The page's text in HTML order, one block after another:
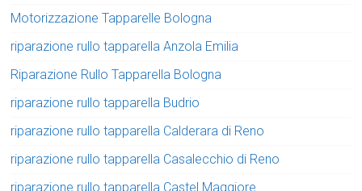
Motorizzazione Tapparelle Bologna
riparazione rullo tapparella Anzola Emilia
Riparazione Rullo Tapparella Bologna
riparazione rullo tapparella Budrio
riparazione rullo tapparella Calderara di Reno
riparazione rullo tapparella Casalecchio di Reno
riparazione rullo tapparella Castel Maggiore